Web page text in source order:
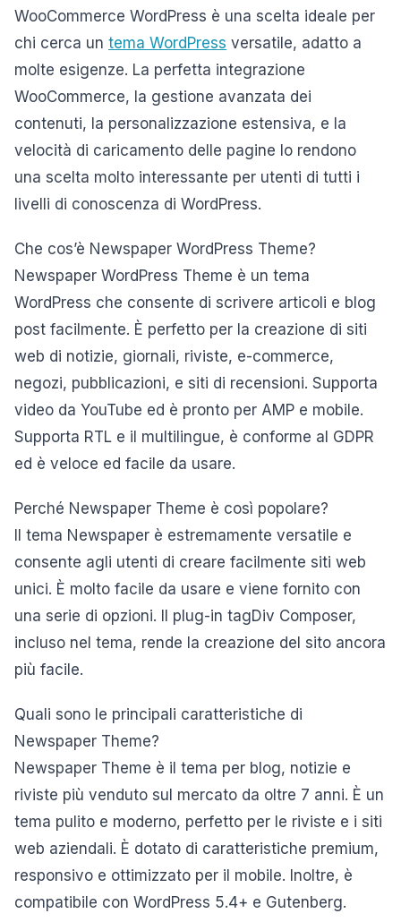
WooCommerce WordPress è una scelta ideale per
chi cerca un tema WordPress versatile, adatto a
molte esigenze. La perfetta integrazione
WooCommerce, la gestione avanzata dei
contenuti, la personalizzazione estensiva, e la
velocità di caricamento delle pagine lo rendono
una scelta molto interessante per utenti di tutti i
livelli di conoscenza di WordPress.
Che cos’è Newspaper WordPress Theme?
Newspaper WordPress Theme è un tema
WordPress che consente di scrivere articoli e blog
post facilmente. È perfetto per la creazione di siti
web di notizie, giornali, riviste, e-commerce,
negozi, pubblicazioni, e siti di recensioni. Supporta
video da YouTube ed è pronto per AMP e mobile.
Supporta RTL e il multilingue, è conforme al GDPR
ed è veloce ed facile da usare.
Perché Newspaper Theme è così popolare?
Il tema Newspaper è estremamente versatile e
consente agli utenti di creare facilmente siti web
unici. È molto facile da usare e viene fornito con
una serie di opzioni. Il plug-in tagDiv Composer,
incluso nel tema, rende la creazione del sito ancora
più facile.
Quali sono le principali caratteristiche di
Newspaper Theme?
Newspaper Theme è il tema per blog, notizie e
riviste più venduto sul mercato da oltre 7 anni. È un
tema pulito e moderno, perfetto per le riviste e i siti
web aziendali. È dotato di caratteristiche premium,
responsivo e ottimizzato per il mobile. Inoltre, è
compatibile con WordPress 5.4+ e Gutenberg.